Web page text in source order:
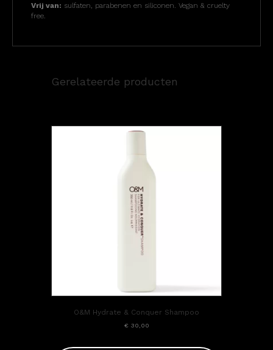
Vrij van: sulfaten, parabenen en siliconen. Vegan & cruelty
free.
Gerelateerde producten
O&M Hydrate & Conquer Shampoo
€30,00